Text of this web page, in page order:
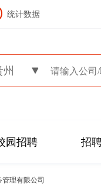
统计数据
州
园招聘 招
理有限公司